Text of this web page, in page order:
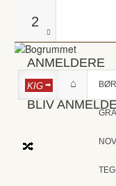
2
ANMELDERE
BLIV
KIG